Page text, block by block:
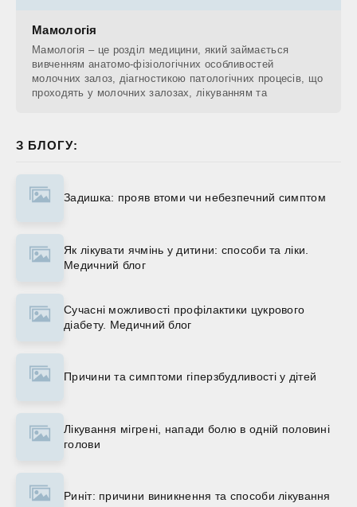
Мамологія
Мамологія – це розділ медицини, який займається
вивченням анатомо-фізіологічних особливостей
молочних залоз, діагностикою патологічних процесів, що
проходять у молочних залозах, лікуванням та
З БЛОГУ:
Задишка: прояв втоми чи небезпечний симптом
Як лікувати ячмінь у дитини: способи та ліки.
Медичний блог
Сучасні можливості профілактики цукрового
діабету. Медичний блог
Причини та симптоми гіперзбудливості у дітей
Лікування мігрені, напади болю в одній половині
голови
Риніт: причини виникнення та способи лікування